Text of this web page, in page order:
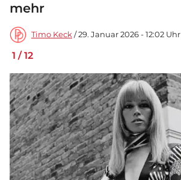
mehr
Timo Keck / 29. Januar 2026 - 12:02 Uhr
1 /12